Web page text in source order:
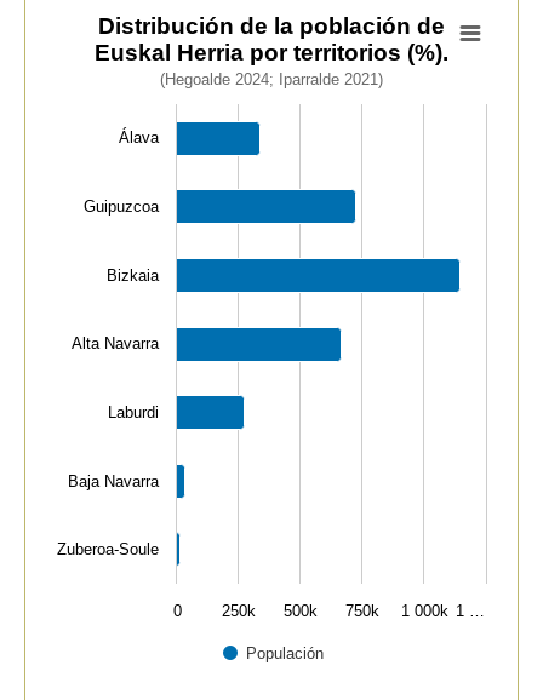
Distribución de la población de Euskal Herria por
Bar chart with 7 bars.
(Hegoalde 2024; Iparralde 2021)
View as data table, Distribución de la población de
The chart has 1 X axis displaying categories.
The chart has 1 Y axis displaying values. Data ranges
Distribución de la población de
Euskal Herria por territorios (%).
(Hegoalde 2024; Iparralde 2021)
Populación
Álava
Guipuzcoa
Bizkaia
Alta Navarra
Laburdi
Baja Navarra
Zuberoa-Soule
0 250k 500k 750k 1 000k 1 …